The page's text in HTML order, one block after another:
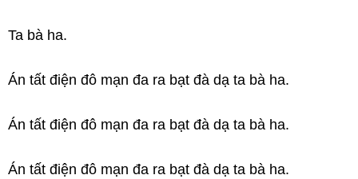
Ta bà ha.
Án tất điện đô mạn đa ra bạt đà dạ ta bà ha.
Án tất điện đô mạn đa ra bạt đà dạ ta bà ha.
Án tất điện đô mạn đa ra bạt đà dạ ta bà ha.